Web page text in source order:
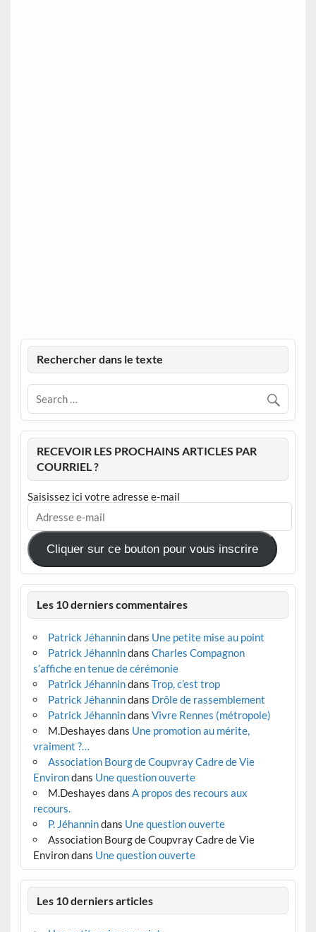
Rechercher dans le texte
RECEVOIR LES PROCHAINS ARTICLES PAR
COURRIEL ?
Saisissez ici votre adresse e-mail
Adresse
mail
Cliquer sur ce bouton pour vous inscrire
Les 10 derniers commentaires
Patrick Jéhannindans Une petite mise au point
Patrick Jéhannindans Charles Compagnon
s’affiche en tenue de cérémonie
Patrick Jéhannindans Trop, c’est trop
Patrick Jéhannindans Drôle de rassemblement
Patrick Jéhannindans Vivre Rennes (métropole)
M.Deshayes dans Une promotion au mérite,
vraiment ?…
Association Bourg de Coupvray Cadre de Vie
Environdans Une question ouverte
M.Deshayes dans A propos des recours aux
recours.
P. Jéhannindans Une question ouverte
Association Bourg de Coupvray Cadre de Vie
Environdans Une question ouverte
Les 10 derniers articles